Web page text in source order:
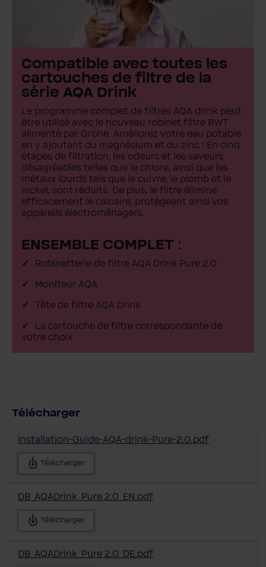
Compatible avec toutes les
cartouches de filtre de la
série AQA Drink
Le programme complet de filtres AQA drink peut
être utilisé avec le nouveau robinet filtre BWT
alimenté par Grohe. Améliorez votre eau potable
en y ajoutant du magnésium et du zinc ! En cinq
étapes de filtration, les odeurs et les saveurs
désagréables telles que le chlore, ainsi que les
métaux lourds tels que le cuivre, le plomb et le
nickel, sont réduits. De plus, le filtre élimine
efficacement le calcaire, protégeant ainsi vos
appareils électroménagers.
ENSEMBLE COMPLET :
Robinetterie de filtre AQA Drink Pure 2.0
Moniteur AQA
Tête de filtre AQA Drink
La cartouche de filtre correspondante de
votre choix
Télécharger
Installation-Guide-AQA-drink-Pure-2.0.pdf
Télécharger
DB_AQADrink_Pure 2.0_EN.pdf
Télécharger
DB_AQADrink_Pure 2.0_DE.pdf